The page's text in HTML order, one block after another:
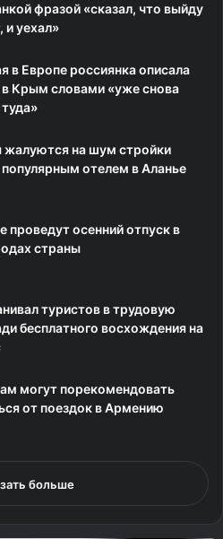
фразой «сказал, что выйду
и уехал»
в Европе россиянка описала
в Крым словами «уже снова
жалуются на шум стройки
отелем в Аланье
проведут осенний отпуск в
страны
туристов в трудовую
бесплатного восхождения на
могут порекомендовать
от поездок в Армению
больше